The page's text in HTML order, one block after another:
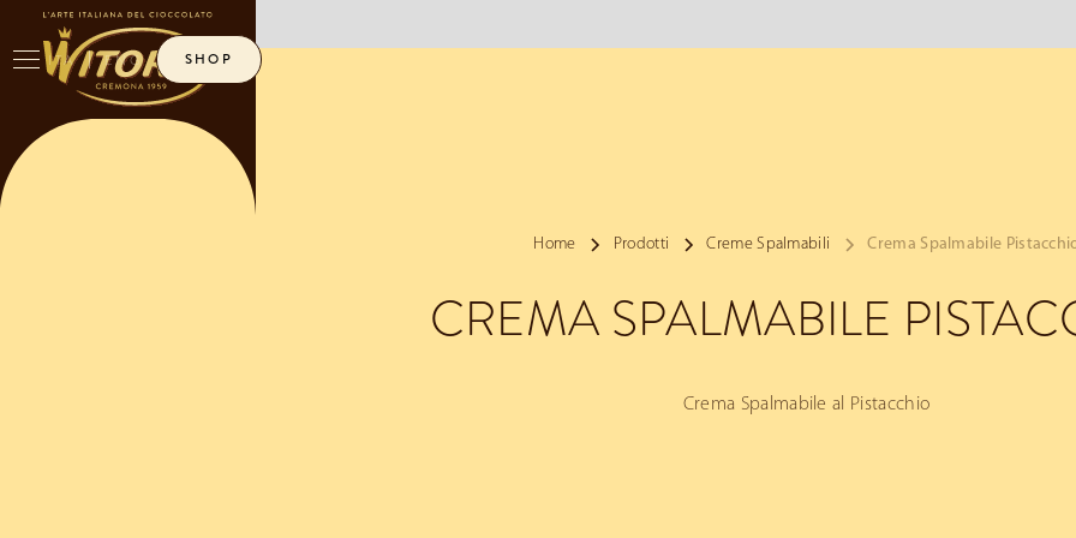
No items found.
ITA ENG SHOP
Home Prodotti Creme Spalmabili Crema Spalmabile
CREMA SPALMABILE
Crema Spalmabile al Pistacchio